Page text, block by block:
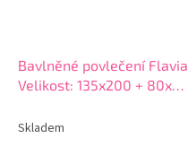
Bavlněné povlečení Flavia
Velikost: 135x200 + 80x80
Skladem